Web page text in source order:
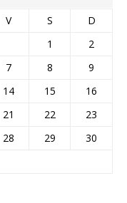
V S
D
1
2
7 8
9
14 15
16
21 22
23
28 29
30